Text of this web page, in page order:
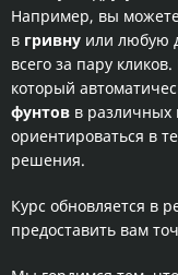
Например, вы
в гривну или любую
всего за пару
который
фунтов в различных
ориентироваться в
решения.
Курс обновляется в
предоставить вам